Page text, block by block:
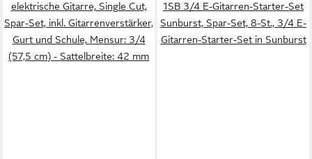
elektrische Gitarre, Single Cut,
Spar-Set, inkl. Gitarrenverstärker,
Gurt und Schule, Mensur: 3/4
(57,5 cm) - Sattelbreite: 42 mm
1SB 3/4 E-Gitarren-Starter-Set
Sunburst, Spar-Set, 8-St., 3/4 E-
Gitarren-Starter-Set in Sunburst